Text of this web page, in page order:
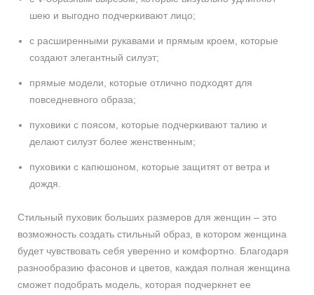
шею и выгодно подчеркивают лицо;
с расширенными рукавами и прямым кроем, которые
создают элегантный силуэт;
прямые модели, которые отлично подходят для
повседневного образа;
пуховики с поясом, которые подчеркивают талию и
делают силуэт более женственным;
пуховики с капюшоном, которые защитят от ветра и
дождя.
Стильный пуховик больших размеров для женщин – это
возможность создать стильный образ, в котором женщина
будет чувствовать себя уверенно и комфортно. Благодаря
разнообразию фасонов и цветов, каждая полная женщина
сможет подобрать модель, которая подчеркнет ее